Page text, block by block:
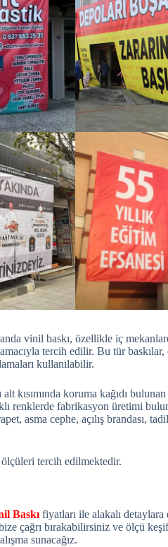
vinil baskı, özellikle iç
tercih edilir. Bu tür baskılar,
kullanılabilir.
kısımında koruma kağıdı
renklerde fabrikasyon üretimi
asma cephe, açılış brandası,
tercih edilmektedir.
Baskı fiyatları ile alakalı
çağrı bırakabilirsiniz ve ölçü
sunacağız.